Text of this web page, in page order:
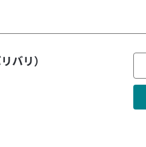
バリ）